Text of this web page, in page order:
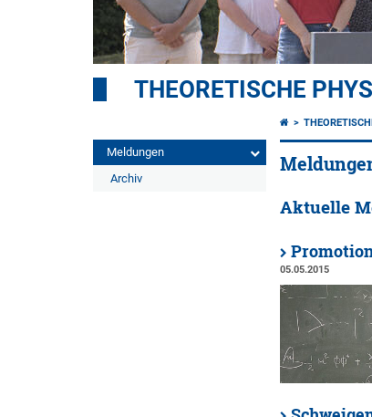
THEORETISCHE
Meldungen
Archiv
Aktuelle
05.05.2015